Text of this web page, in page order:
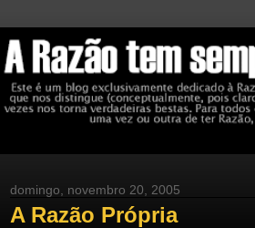
domingo, novembro 20, 2005
A Razão Própria